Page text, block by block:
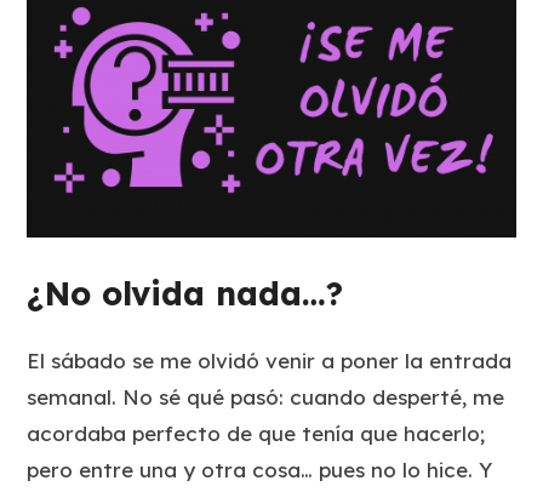
¿No olvida nada…?
El sábado se me olvidó venir a poner la entrada
semanal. No sé qué pasó: cuando desperté, me
acordaba perfecto de que tenía que hacerlo;
pero entre una y otra cosa… pues no lo hice. Y